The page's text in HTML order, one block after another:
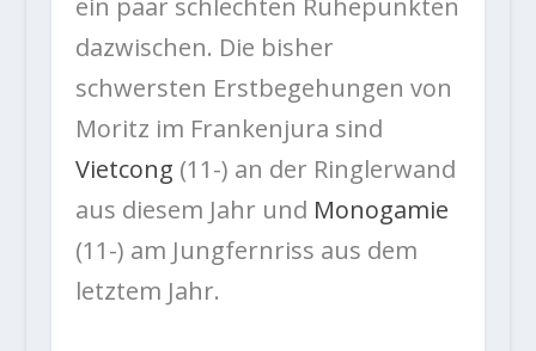
dazwischen. Die bisher
schwersten Erstbegehungen von
Moritz im Frankenjura sind
Vietcong (11-) an der Ringlerwand
aus diesem Jahr und Monogamie
(11-) am Jungfernriss aus dem
letztem Jahr.